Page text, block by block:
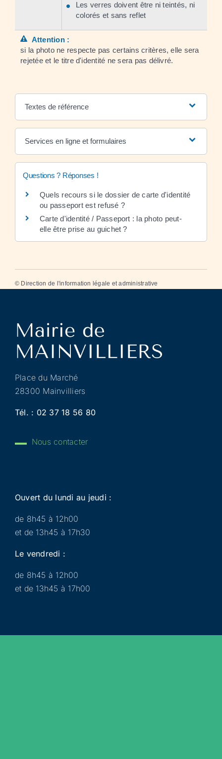
Les verres doivent être ni teintés, ni
colorés et sans reflet
Attention :
si la photo ne respecte pas certains critères, elle sera
rejetée et le titre d'identité ne sera pas délivré.
Textes de référence
Services en ligne et formulaires
Questions ? Réponses !
Quels recours si le dossier de carte d'identité
ou passeport est refusé ?
Carte d'identité / Passeport : la photo peut-
elle être prise au guichet ?
© Direction de l'information légale et administrative
Place du Marché
28300 Mainvilliers
Tél. : 02 37 18 56 80
Nous contacter
Ouvert du lundi au jeudi :
de 8h45 à 12h00
et de 13h45 à 17h30
Le vendredi :
de 8h45 à 12h00
et de 13h45 à 17h00